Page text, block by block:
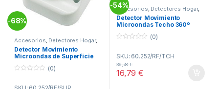
-68%
Accesorios, Detectores Hogar,
Hogar
Detector Movimiento
Microondas de Superficie
(0)
-54%
Accesorios, Detectores Hogar,
Hogar
Detector Movimiento
Microondas Techo 360º
60.252/RF/TCH
u
t
(0)
SKU: 60.252/RF/TCH
16,79€
36,78€